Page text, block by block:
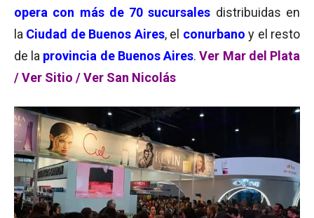
opera con más de 70 sucursales distribuidas en
la Ciudad de Buenos Aires, el conurbano y el resto
de la provincia de Buenos Aires. Ver Mar del Plata
/Ver Sitio /Ver San Nicolás